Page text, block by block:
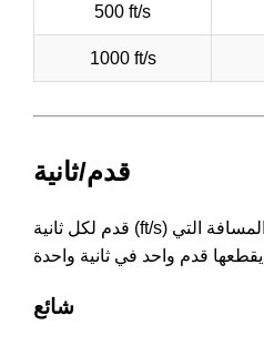
500 ft/s
1000 ft/s
قدم/ثانية
قدم لكل ثانية (ft/s) هو وحدة قياس السرعة تمثل المسافة التي
شائع